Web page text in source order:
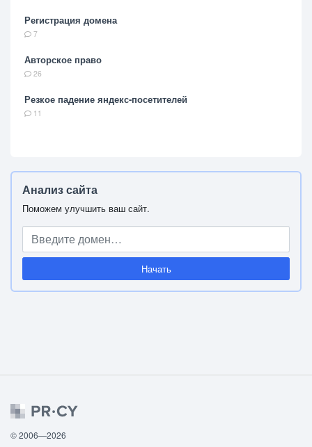
Регистрация домена
7
Авторское право
26
Резкое падение яндекс-посетителей
11
Анализ сайта
Поможем улучшить ваш сайт.
Начать
© 2006—2026